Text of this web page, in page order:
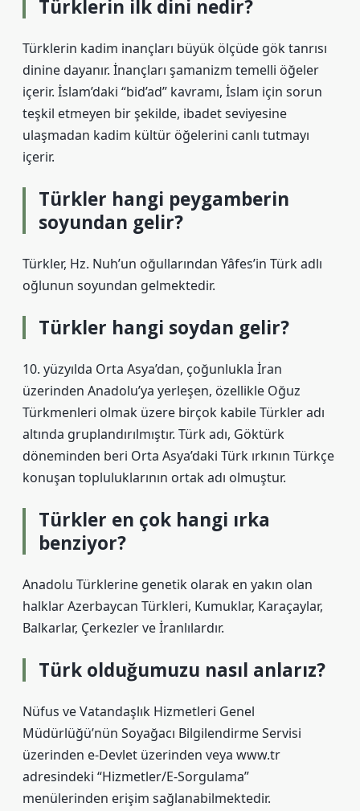
Türklerin ilk dini nedir?
Türklerin kadim inançları büyük ölçüde gök tanrısı
dinine dayanır. İnançları şamanizm temelli öğeler
içerir. İslam’daki “bid’ad” kavramı, İslam için sorun
teşkil etmeyen bir şekilde, ibadet seviyesine
ulaşmadan kadim kültür öğelerini canlı tutmayı
içerir.
Türkler hangi peygamberin
soyundan gelir?
Türkler, Hz. Nuh’un oğullarından Yâfes’in Türk adlı
oğlunun soyundan gelmektedir.
Türkler hangi soydan gelir?
10. yüzyılda Orta Asya’dan, çoğunlukla İran
üzerinden Anadolu’ya yerleşen, özellikle Oğuz
Türkmenleri olmak üzere birçok kabile Türkler adı
altında gruplandırılmıştır. Türk adı, Göktürk
döneminden beri Orta Asya’daki Türk ırkının Türkçe
konuşan topluluklarının ortak adı olmuştur.
Türkler en çok hangi ırka
benziyor?
Anadolu Türklerine genetik olarak en yakın olan
halklar Azerbaycan Türkleri, Kumuklar, Karaçaylar,
Balkarlar, Çerkezler ve İranlılardır.
Türk olduğumuzu nasıl anlarız?
Nüfus ve Vatandaşlık Hizmetleri Genel
Müdürlüğü’nün Soyağacı Bilgilendirme Servisi
üzerinden e-Devlet üzerinden veya www.tr
adresindeki “Hizmetler/E-Sorgulama”
menülerinden erişim sağlanabilmektedir.